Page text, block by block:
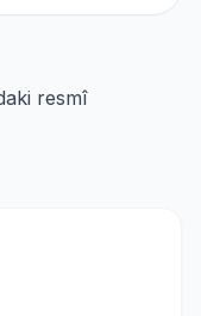
resmî